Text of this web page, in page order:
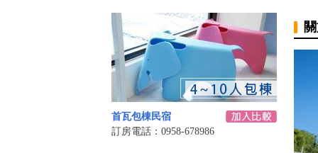
首瓦包棟民宿
訂房電話：0958-678986